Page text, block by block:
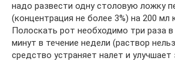
надо развести одну столовую ложку
(концентрация не более 3%) на 200 мл
Полоскать рот необходимо три раза
минут в течение недели (раствор
средство устраняет налет и улучшает